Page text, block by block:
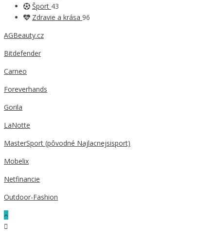
Šport 43
Zdravie a krása 96
AGBeauty.cz
Bitdefender
Carneo
Foreverhands
Gorila
LaNotte
MasterSport (pôvodné Najlacnejsisport)
Mobelix
Netfinancie
Outdoor-Fashion